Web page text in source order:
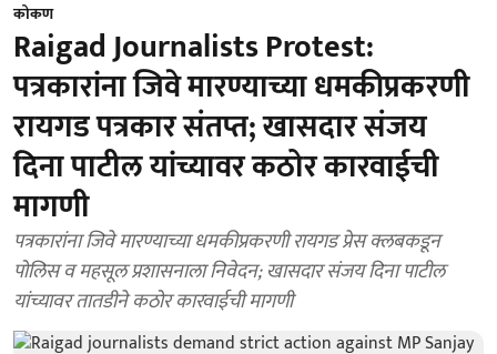
कोकण
Raigad Journalists Protest:
पत्रकारांना जिवे मारण्याच्या धमकीप्रकरणी
रायगड पत्रकार संतप्त; खासदार संजय
दिना पाटील यांच्यावर कठोर कारवाईची
मागणी
पत्रकारांना जिवे मारण्याच्या धमकीप्रकरणी रायगड प्रेस क्लबकडून
पोलिस व महसूल प्रशासनाला निवेदन; खासदार संजय दिना पाटील
यांच्यावर तातडीने कठोर कारवाईची मागणी